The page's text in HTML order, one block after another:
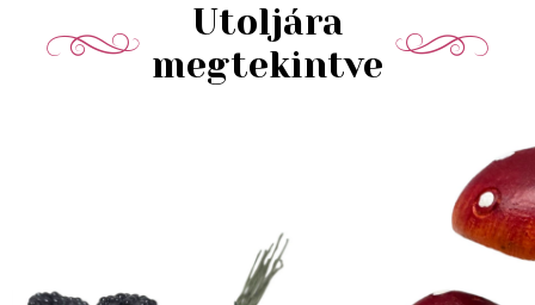
Utoljára
megtekintve